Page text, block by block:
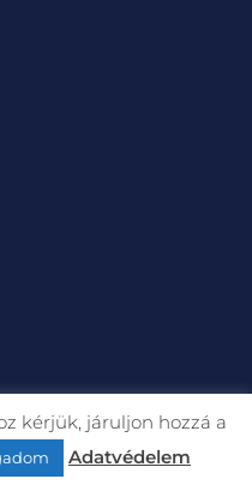
kérjük, járuljon hozzá a
Adatvédelem